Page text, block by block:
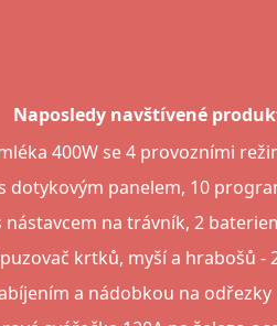
Naposledy navštívené
400W se 4 provozními
dotykovým panelem, 10
nástavcem na trávník, 2
krtků, myší a hrabošů -
a nádobkou na odřezky